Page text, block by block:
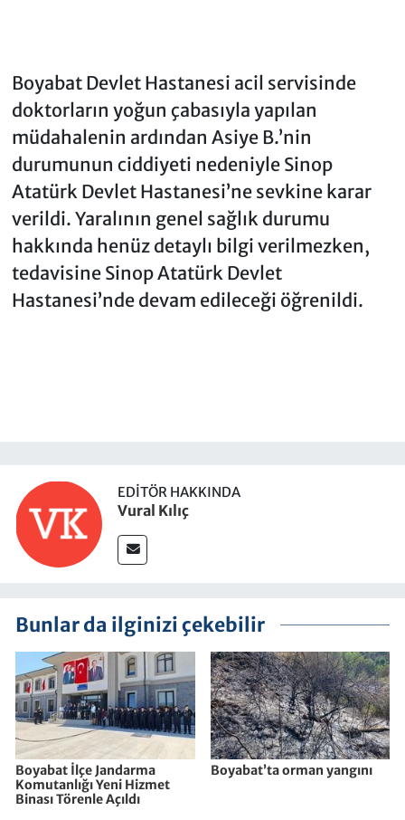
Boyabat Devlet Hastanesi acil servisinde
doktorların yoğun çabasıyla yapılan
müdahalenin ardından Asiye B.’nin
durumunun ciddiyeti nedeniyle Sinop
Atatürk Devlet Hastanesi’ne sevkine karar
verildi. Yaralının genel sağlık durumu
hakkında henüz detaylı bilgi verilmezken,
tedavisine Sinop Atatürk Devlet
Hastanesi’nde devam edileceği öğrenildi.
EDITÖR HAKKINDA
Vural Kılıç
Bunlar da ilginizi çekebilir
Boyabat İlçe Jandarma
Komutanlığı Yeni Hizmet
Binası Törenle Açıldı
Boyabat’ta orman yangını